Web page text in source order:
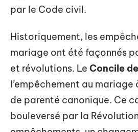
par le Code civil.
Historiquement, les
mariage ont été façonnés
et révolutions. Le Concile
l’empêchement au
de parenté canonique. Ce
bouleversé par la